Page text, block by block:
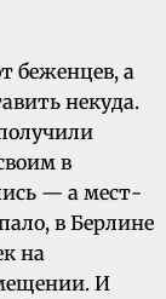
беженцев, а
некуда.
в
— а мест-
в Берлине
на
И